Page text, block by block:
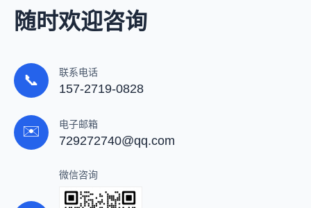
随时欢迎咨询
📞 联系电话
157-2719-0828
✉️ 电子邮箱
729272740@qq.com
微信咨询